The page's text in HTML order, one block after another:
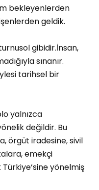
bekleyenlerden
geldik.
gibidir.İnsan,
sınanır.
tarihsel bir
yalnızca
değildir. Bu
örgüt iradesine, sivil
emekçi
yönelmiş